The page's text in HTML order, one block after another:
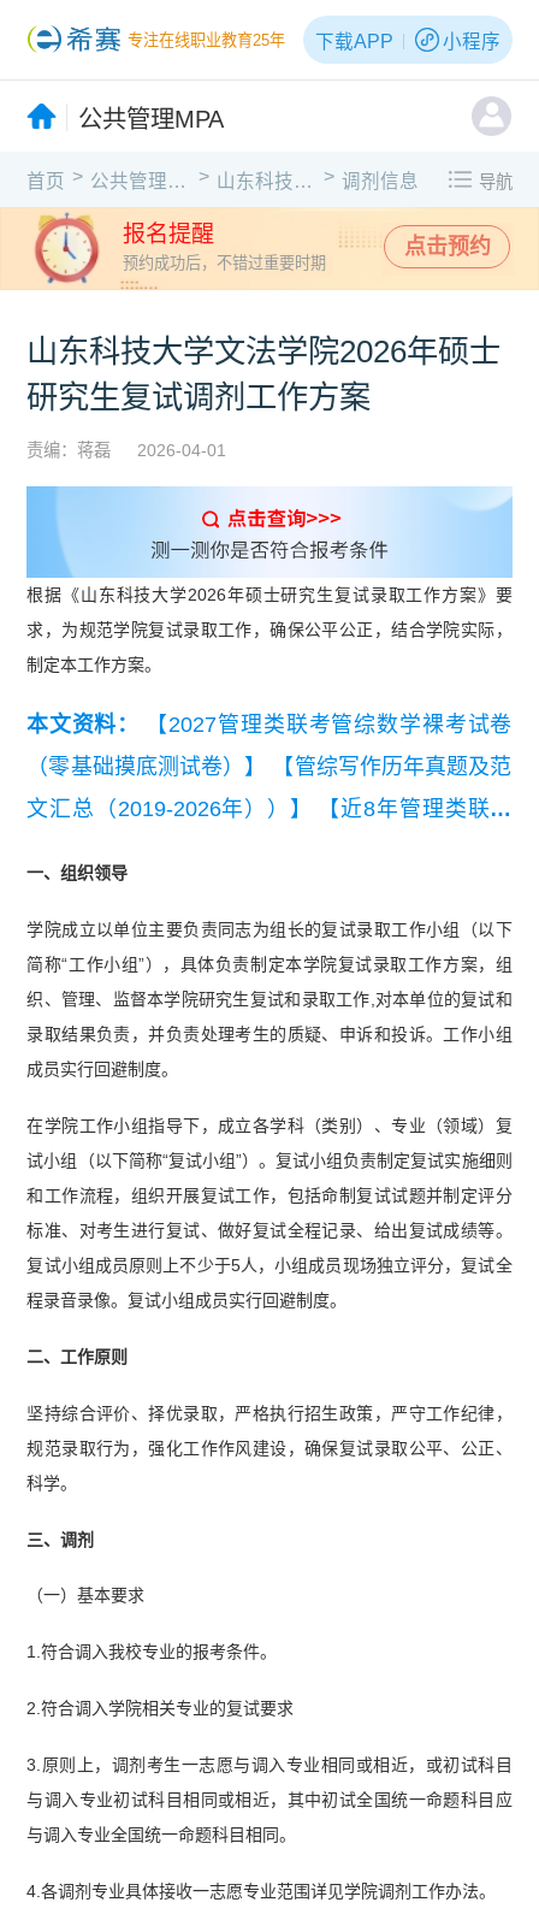
专注在线职业教育25年 下载APP 小程序
公共管理MPA
首页 > 公共管理MPA > 山东科技大学 > 调剂信息 导航
报名提醒
预约成功后，不错过重要时期
点击预约
山东科技大学文法学院2026年硕士
研究生复试调剂工作方案
责编：蒋磊 2026-04-01
根据《山东科技大学2026年硕士研究生复试录取工作方案》要
求，为规范学院复试录取工作，确保公平公正，结合学院实际，
制定本工作方案。
本文资料：
【2027管理类联考管综数学裸考试卷
（零基础摸底测试卷）】
【管综写作历年真题及范
文汇总（2019-2026年））】
【近8年管理类联考
6）】 【2026管理类联考综合能力真题及答案【完
整版】】
一、组织领导
学院成立以单位主要负责同志为组长的复试录取工作小组（以下
简称“工作小组”），具体负责制定本学院复试录取工作方案，组
织、管理、监督本学院研究生复试和录取工作,对本单位的复试和
录取结果负责，并负责处理考生的质疑、申诉和投诉。工作小组
成员实行回避制度。
在学院工作小组指导下，成立各学科（类别）、专业（领域）复
试小组（以下简称“复试小组”）。复试小组负责制定复试实施细则
和工作流程，组织开展复试工作，包括命制复试试题并制定评分
标准、对考生进行复试、做好复试全程记录、给出复试成绩等。
复试小组成员原则上不少于5人，小组成员现场独立评分，复试全
程录音录像。复试小组成员实行回避制度。
二、工作原则
坚持综合评价、择优录取，严格执行招生政策，严守工作纪律，
规范录取行为，强化工作作风建设，确保复试录取公平、公正、
科学。
三、调剂
（一）基本要求
1.符合调入我校专业的报考条件。
2.符合调入学院相关专业的复试要求
3.原则上，调剂考生一志愿与调入专业相同或相近，或初试科目
与调入专业初试科目相同或相近，其中初试全国统一命题科目应
与调入专业全国统一命题科目相同。
4.各调剂专业具体接收一志愿专业范围详见学院调剂工作办法。